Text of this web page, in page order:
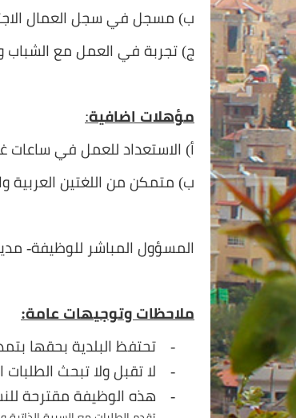
ب) مسجل في سجل العمال
ج) تجربة في العمل مع الشباب
مؤهلات اضافية:
أ) الاستعداد للعمل في ساعات
ب) متمكن من اللغتين العربية
المسؤول المباشر للوظيفة-
ملاحظات وتوجيهات عامة:
- تحتفظ البلدية بحقها
- لا تقبل ولا تبحث
- هذه الوظيفة مقترحة